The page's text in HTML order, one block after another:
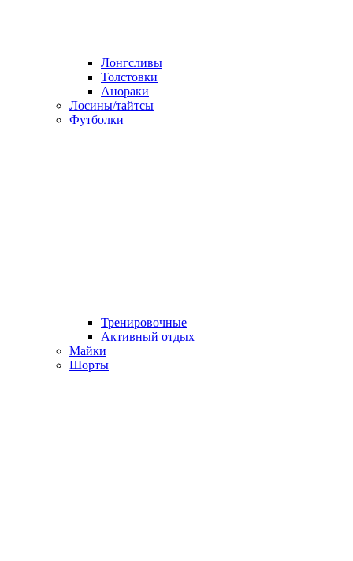
Лонгсливы
Толстовки
Анораки
Лосины/тайтсы
Футболки
Тренировочные
Активный отдых
Майки
Шорты